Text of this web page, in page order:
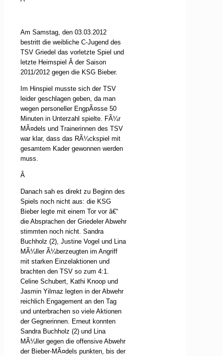
Am Samstag, den 03.03.2012
bestritt die weibliche C-Jugend des
TSV Griedel das vorletzte Spiel und
letzte Heimspiel Â der Saison
2011/2012 gegen die KSG Bieber.
Im Hinspiel musste sich der TSV
leider geschlagen geben, da man
wegen personeller EngpÃ¤sse 50
Minuten in Unterzahl spielte. FÃ¼r
MÃ¤dels und Trainerinnen des TSV
war klar, dass das RÃ¼ckspiel mit
gesamtem Kader gewonnen werden
muss.
Â
Danach sah es direkt zu Beginn des
Spiels noch nicht aus: die KSG
Bieber legte mit einem Tor vor â€“
die Absprachen der Griedeler Abwehr
stimmten noch nicht. Sandra
Buchholz (2), Justine Vogel und Lina
MÃ¼ller Ã¼berzeugten im Angriff
mit starken Einzelaktionen und
brachten den TSV so zum 4:1.
Celine Schubert, Kathi Knoop und
Jasmin Yilmaz legten in der Abwehr
reichlich Engagement an den Tag
und unterbrachen so viele Aktionen
der Gegnerinnen. Erneut konnten
Sandra Buchholz (2) und Lina
MÃ¼ller gegen die offensive Abwehr
der Bieber-MÃ¤dels punkten, bis der